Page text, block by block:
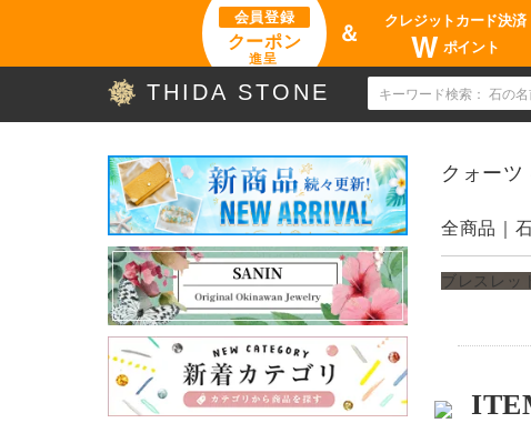
会員登録
クーポン
進呈
＆
クレジットカード決済
W ポイント
THIDA STONE
クォーツ
全商品
ブレスレッ